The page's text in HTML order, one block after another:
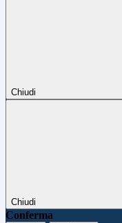
Chiudi
Chiudi
Conferma